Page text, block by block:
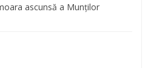
ascunsă a Munților